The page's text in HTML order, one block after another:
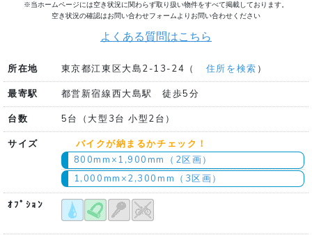
※当ホームページには空き状況に関わらず取り扱い物件をすべて掲載しております。
空き状況の確認はお問い合わせフォームよりお問い合わせください
よくある質問はこちら
所在地 東京都江東区大島2-13-24（ 住所を検索 ）
最寄駅
都営新宿線西大島駅 徒歩5分
台数
5台（大型3台 小型2台）
サイズ
バイクが納まるかチェック！
800mm×1,900mm（2区画）
1,000mm×2,300mm（3区画）
ｵﾌﾟｼｮﾝ